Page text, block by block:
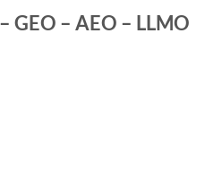
GEO – AEO – LLMO